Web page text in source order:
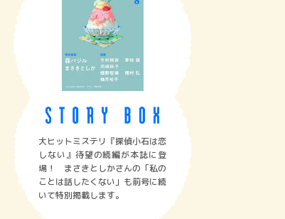
大ヒットミステリ『探偵小石は恋
しない』待望の続編が本誌に登
場！ まさきとしかさんの「私の
ことは話したくない」も前号に続
いて特別掲載します。